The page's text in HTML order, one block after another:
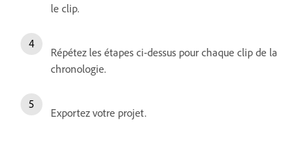
le clip.
Répétez les étapes ci-dessus pour chaque clip de la
chronologie.
Exportez votre projet.